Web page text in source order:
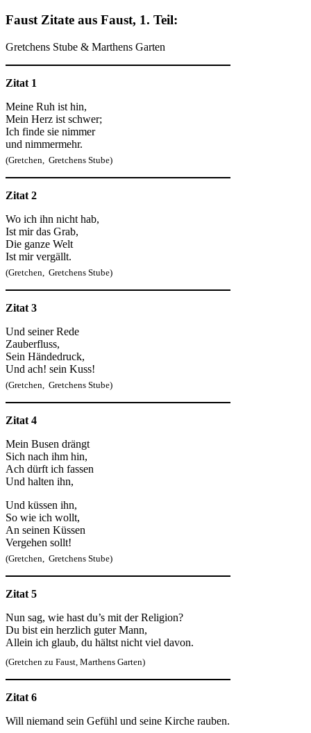
Faust Zitate aus Faust, 1. Teil:
Gretchens Stube & Marthens Garten
Zitat 1
Meine Ruh ist hin,
Mein Herz ist schwer;
Ich finde sie nimmer
und nimmermehr.
(Gretchen, Gretchens Stube)
Zitat 2
Wo ich ihn nicht hab,
Ist mir das Grab,
Die ganze Welt
Ist mir vergällt.
(Gretchen, Gretchens Stube)
Zitat 3
Und seiner Rede
Zauberfluss,
Sein Händedruck,
Und ach! sein Kuss!
(Gretchen, Gretchens Stube)
Zitat 4
Mein Busen drängt
Sich nach ihm hin,
Ach dürft ich fassen
Und halten ihn,
Und küssen ihn,
So wie ich wollt,
An seinen Küssen
Vergehen sollt!
(Gretchen, Gretchens Stube)
Zitat 5
Nun sag, wie hast du’s mit der Religion?
Du bist ein herzlich guter Mann,
Allein ich glaub, du hältst nicht viel davon.
(Gretchen zu Faust, Marthens Garten)
Zitat 6
Will niemand sein Gefühl und seine Kirche rauben.